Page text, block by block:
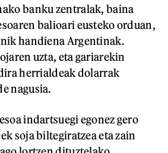
banku zentralak, baina
balioari eusteko orduan,
handiena Argentinak.
uzta, eta gariarekin
herrialdeak dolarrak
nagusia.
indartsuegi egonez gero
soja biltegiratzea eta zain